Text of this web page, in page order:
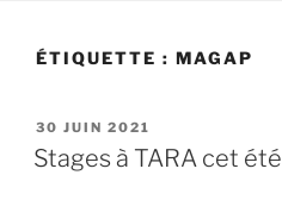
ÉTIQUETTE : MAGAP
PUBLIÉ
LE
30 JUIN 2021
Stages à TARA cet été